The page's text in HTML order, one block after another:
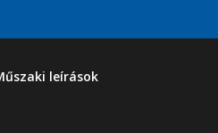
leírások